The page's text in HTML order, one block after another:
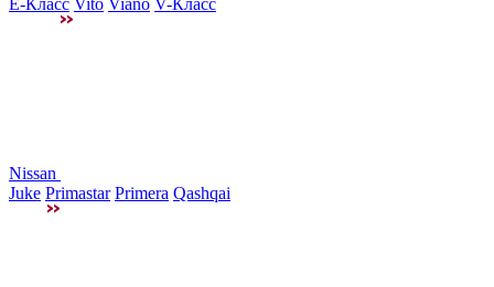
E-Класс Vito Viano V-Класс
Nissan
Juke Primastar Primera Qashqai